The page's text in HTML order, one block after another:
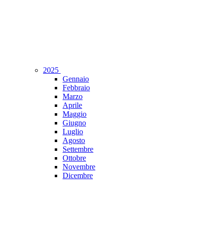
2025
Gennaio
Febbraio
Marzo
Aprile
Maggio
Giugno
Luglio
Agosto
Settembre
Ottobre
Novembre
Dicembre